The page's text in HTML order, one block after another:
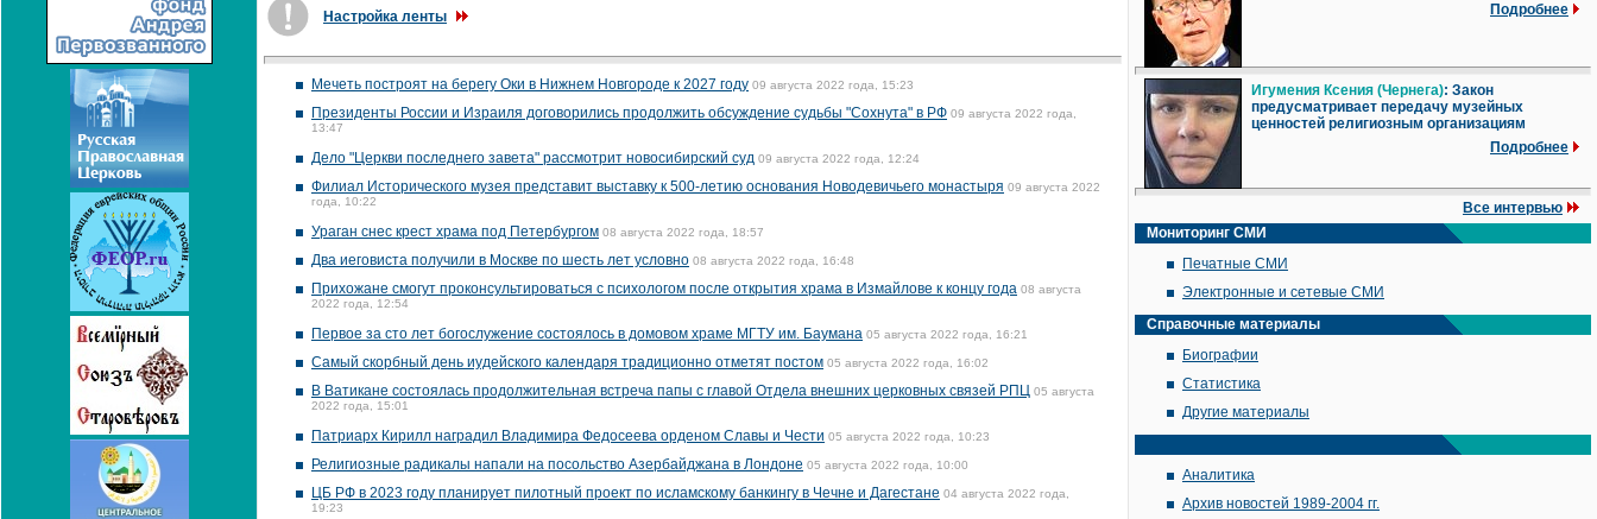
Настройка ленты
Мечеть построят на берегу Оки в Нижнем Новгороде к 2027 году 09 августа 2022 года, 15:23
Президенты России и Израиля договорились продолжить обсуждение судьбы "Сохнута" в РФ 09 августа 2022 года,
13:47
Дело "Церкви последнего завета" рассмотрит новосибирский суд 09 августа 2022 года, 12:24
Филиал Исторического музея представит выставку к 500-летию основания Новодевичьего монастыря 09 августа 2022
года, 10:22
Ураган снес крест храма под Петербургом 08 августа 2022 года, 18:57
Два иеговиста получили в Москве по шесть лет условно 08 августа 2022 года, 16:48
Прихожане смогут проконсультироваться с психологом после открытия храма в Измайлове к концу года 08 августа
2022 года, 12:54
Первое за сто лет богослужение состоялось в домовом храме МГТУ им. Баумана 05 августа 2022 года, 16:21
Самый скорбный день иудейского календаря традиционно отметят постом 05 августа 2022 года, 16:02
В Ватикане состоялась продолжительная встреча папы с главой Отдела внешних церковных связей РПЦ 05 августа
2022 года, 15:01
Патриарх Кирилл наградил Владимира Федосеева орденом Славы и Чести 05 августа 2022 года, 10:23
Религиозные радикалы напали на посольство Азербайджана в Лондоне 05 августа 2022 года, 10:00
ЦБ РФ в 2023 году планирует пилотный проект по исламскому банкингу в Чечне и Дагестане 04 августа 2022 года,
19:23
Подробнее
Игумения Ксения (Чернега): Закон
предусматривает передачу музейных
ценностей религиозным организациям
Подробнее
Все интервью
Мониторинг СМИ
Печатные СМИ
Электронные и сетевые СМИ
Справочные материалы
Биографии
Статистика
Другие материалы
Аналитика
Архив новостей 1989-2004 гг.